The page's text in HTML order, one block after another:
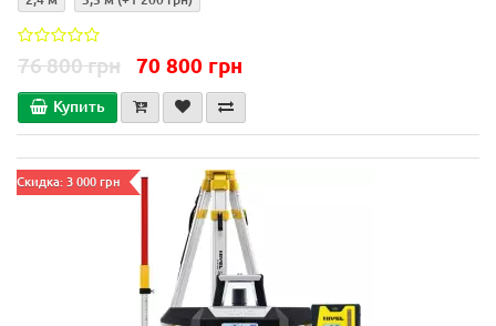
76 800 грн 70 800 грн
Купить
Скидка: 3 000 грн